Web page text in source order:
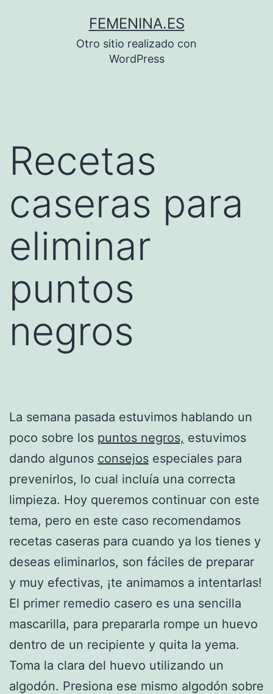
FEMENINA.ES
Otro sitio realizado con
WordPress
Recetas
caseras para
eliminar
puntos
negros
La semana pasada estuvimos hablando un
poco sobre los puntos negros, estuvimos
dando algunos consejos especiales para
prevenirlos, lo cual incluía una correcta
limpieza. Hoy queremos continuar con este
tema, pero en este caso recomendamos
recetas caseras para cuando ya los tienes y
deseas eliminarlos, son fáciles de preparar
y muy efectivas, ¡te animamos a intentarlas!
El primer remedio casero es una sencilla
mascarilla, para prepararla rompe un huevo
dentro de un recipiente y quita la yema.
Toma la clara del huevo utilizando un
algodón. Presiona ese mismo algodón sobre